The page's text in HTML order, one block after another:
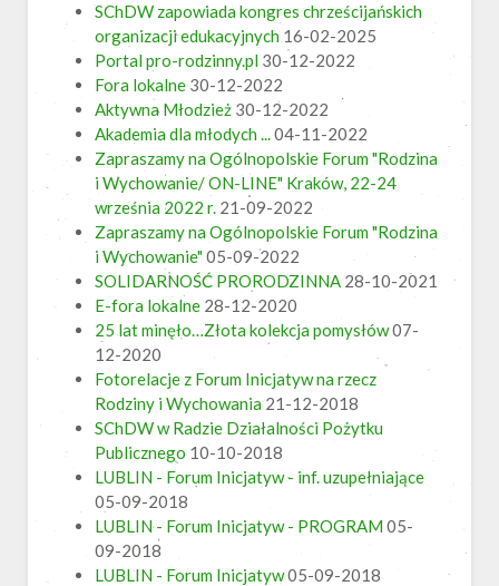
SChDW zapowiada kongres chrześcijańskich
organizacji edukacyjnych 16-02-2025
Portal pro-rodzinny.pl 30-12-2022
Fora lokalne 30-12-2022
Aktywna Młodzież 30-12-2022
Akademia dla młodych ...04-11-2022
Zapraszamy na Ogólnopolskie Forum "Rodzina
i Wychowanie/ ON-LINE" Kraków, 22-24
września 2022 r. 21-09-2022
Zapraszamy na Ogólnopolskie Forum "Rodzina
i Wychowanie" 05-09-2022
SOLIDARNOŚĆ PRORODZINNA 28-10-2021
E-fora lokalne 28-12-2020
25 lat minęło…Złota kolekcja pomysłów07-
12-2020
Fotorelacje z Forum Inicjatyw na rzecz
Rodziny i Wychowania 21-12-2018
SChDW w Radzie Działalności Pożytku
Publicznego 10-10-2018
LUBLIN - Forum Inicjatyw - inf. uzupełniające
05-09-2018
LUBLIN - Forum Inicjatyw - PROGRAM 05-
09-2018
LUBLIN - Forum Inicjatyw05-09-2018